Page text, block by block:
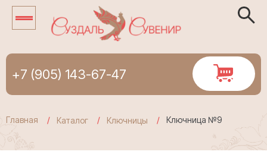
+7 (905) 143-67-47
Главная Каталог Ключницы Ключница №9